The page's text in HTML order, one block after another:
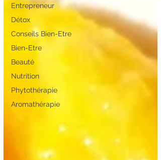
Entrepreneur
Détox
Conseils Bien-Etre
Bien-Etre
Beauté
Nutrition
Phytothérapie
Aromathérapie